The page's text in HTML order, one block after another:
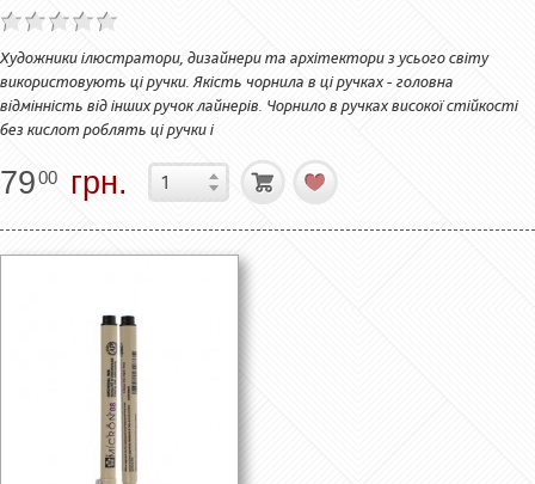
Художники ілюстратори, дизайнери та архітектори з усього світу
використовують ці ручки. Якість чорнила в ці ручках - головна
відмінність від інших ручок лайнерів. Чорнило в ручках високої стійкості
без кислот роблять ці ручки і
7900 грн.